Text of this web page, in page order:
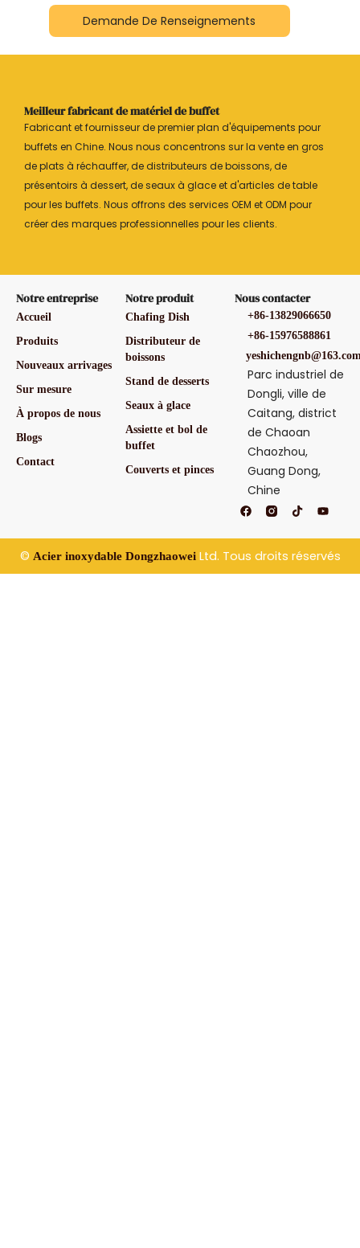
Demande De Renseignements
Meilleur fabricant de matériel de buffet
Fabricant et fournisseur de premier plan d'équipements pour
buffets en Chine. Nous nous concentrons sur la vente en gros
de plats à réchauffer, de distributeurs de boissons, de
présentoirs à dessert, de seaux à glace et d'articles de table
pour les buffets. Nous offrons des services OEM et ODM pour
créer des marques professionnelles pour les clients.
Notre entreprise
Accueil
Produits
Nouveaux arrivages
Sur mesure
À propos de nous
Blogs
Contact
Notre produit
Chafing Dish
Distributeur de
boissons
Stand de desserts
Seaux à glace
Assiette et bol de
buffet
Couverts et pinces
Nous contacter
+86-13829066650
+86-15976588861
Parc industriel de
Dongli, ville de
Caitang, district
de Chaoan
Chaozhou,
Guang Dong,
Chine
F
a
e
o
o
T
i
t
o
k
Y
o
t
b
e
© Acier inoxydable DongzhaoweiLtd. Tous droits réservés